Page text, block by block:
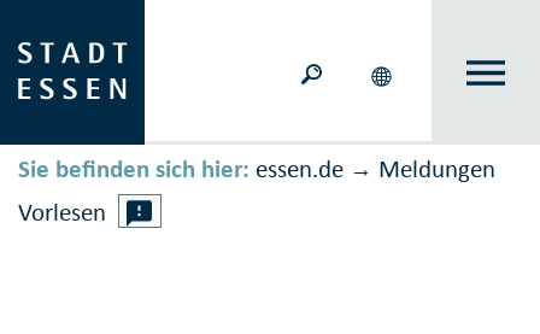
Sie befinden sich hier: essen.de → Meldungen
Vorlesen